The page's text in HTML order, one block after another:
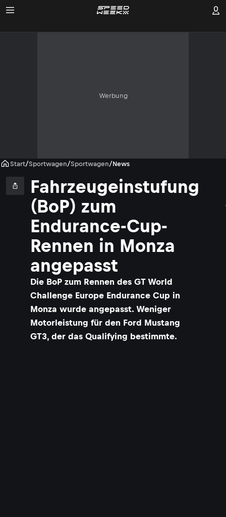
Werbung
Start/Sportwagen/Sportwagen/News
Fahrzeugeinstufung
(BoP) zum
Endurance-Cup-
Rennen in Monza
angepasst
Die BoP zum Rennen des GT World
Challenge Europe Endurance Cup in
Monza wurde angepasst. Weniger
Motorleistung für den Ford Mustang
GT3, der das Qualifying bestimmte.